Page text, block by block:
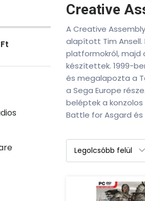
Creative
A Creative
alapított Tim Ansell.
platformokról, majd
készítettek. 1999-
és megalapozta a
a Sega Europe
beléptek a konzolos
Battle for Asgard és